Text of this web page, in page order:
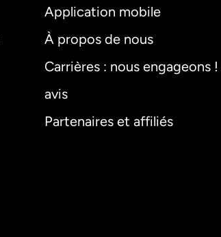
Application mobile
À propos de nous
Carrières : nous engageons !
avis
Partenaires et affiliés